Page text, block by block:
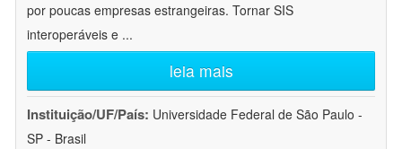
por poucas empresas estrangeiras. Tornar SIS
interoperáveis e ...
leia mais
Instituição/UF/País: Universidade Federal de São Paulo -
SP - Brasil